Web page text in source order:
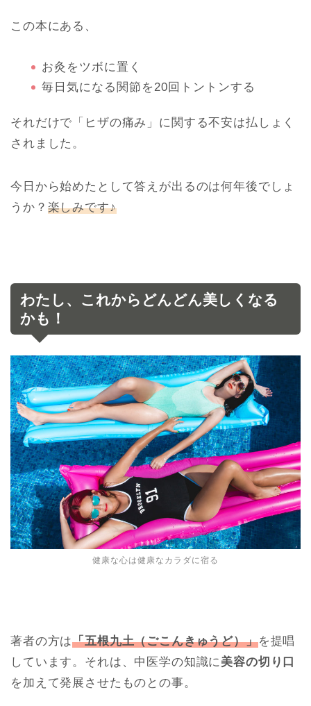
この本にある、
お灸をツボに置く
毎日気になる関節を20回トントンする
それだけで「ヒザの痛み」に関する不安は払しょく
されました。
今日から始めたとして答えが出るのは何年後でしょ
うか？ 楽しみです♪
わたし、これからどんどん美しくなる
かも！
健康な心は健康なカラダに宿る
著者の方は「五根九土（ごこんきゅうど）」を提唱
しています。それは、中医学の知識に美容の切り口
を加えて発展させたものとの事。